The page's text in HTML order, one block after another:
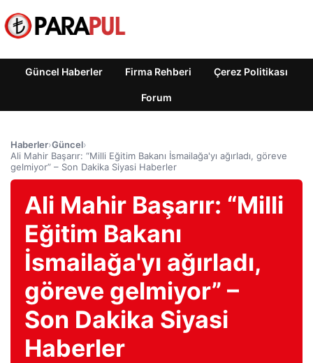
Güncel Haberler Firma Rehberi Çerez Politikası
Forum
Haberler›Güncel›
Ali Mahir Başarır: “Milli Eğitim Bakanı İsmailağa'yı ağırladı, göreve
gelmiyor” – Son Dakika Siyasi Haberler
Ali Mahir Başarır: “Milli
Eğitim Bakanı
İsmailağa'yı ağırladı,
göreve gelmiyor” –
Son Dakika Siyasi
Haberler